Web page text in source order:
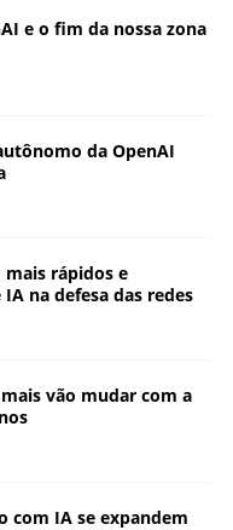
e o fim da nossa zona
da OpenAI
mais rápidos e
na defesa das redes
vão mudar com a
com IA se expandem